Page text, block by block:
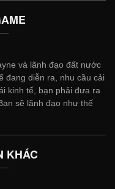
và lãnh đạo đất nước
đang diễn ra, nhu cầu cải
kinh tế, bạn phải đưa ra
sẽ lãnh đạo như thế
KHÁC